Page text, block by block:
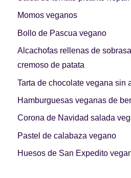
Momos veganos
Bollo de Pascua vegano
Alcachofas rellenas de
cremoso de patata
Tarta de chocolate vegana sin
Hamburguesas veganas de
Corona de Navidad salada
Pastel de calabaza vegano
Huesos de San Expedito